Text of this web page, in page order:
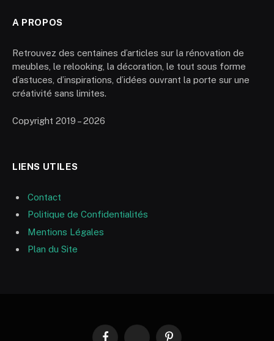
A PROPOS
Retrouvez des centaines d’articles sur la rénovation de
meubles, le relooking, la décoration, le tout sous forme
d’astuces, d’inspirations, d’idées ouvrant la porte sur une
créativité sans limites.
Copyright 2019 – 2026
LIENS UTILES
Contact
Politique de Confidentialités
Mentions Légales
Plan du Site